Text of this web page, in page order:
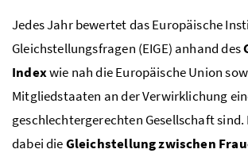
Jedes Jahr bewertet das Europäische
Gleichstellungsfragen (EIGE) anhand des
Indexwie nah die Europäische Union
Mitgliedstaaten an der Verwirklichung
geschlechtergerechten Gesellschaft
dabei dieGleichstellung zwischen